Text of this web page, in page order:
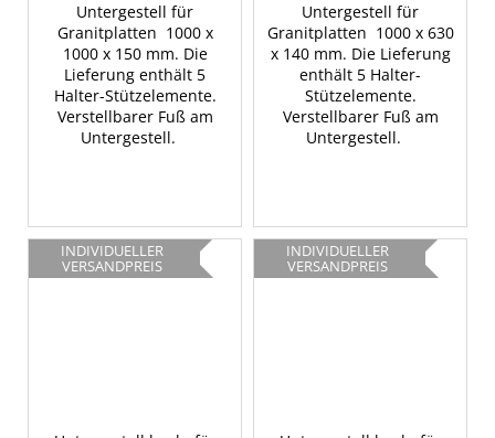
Untergestell für
Granitplatten 1000 x
1000 x 150 mm. Die
Lieferung enthält 5
Halter-Stützelemente.
Verstellbarer Fuß am
Untergestell.
Untergestell für
Granitplatten 1000 x 630
x 140 mm. Die Lieferung
enthält 5 Halter-
Stützelemente.
Verstellbarer Fuß am
Untergestell.
INDIVIDUELLER
VERSANDPREIS
INDIVIDUELLER
VERSANDPREIS